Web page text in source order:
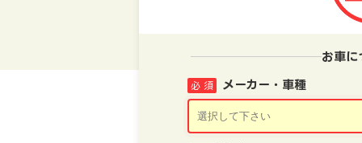
お車に
メーカー・車種
必 須